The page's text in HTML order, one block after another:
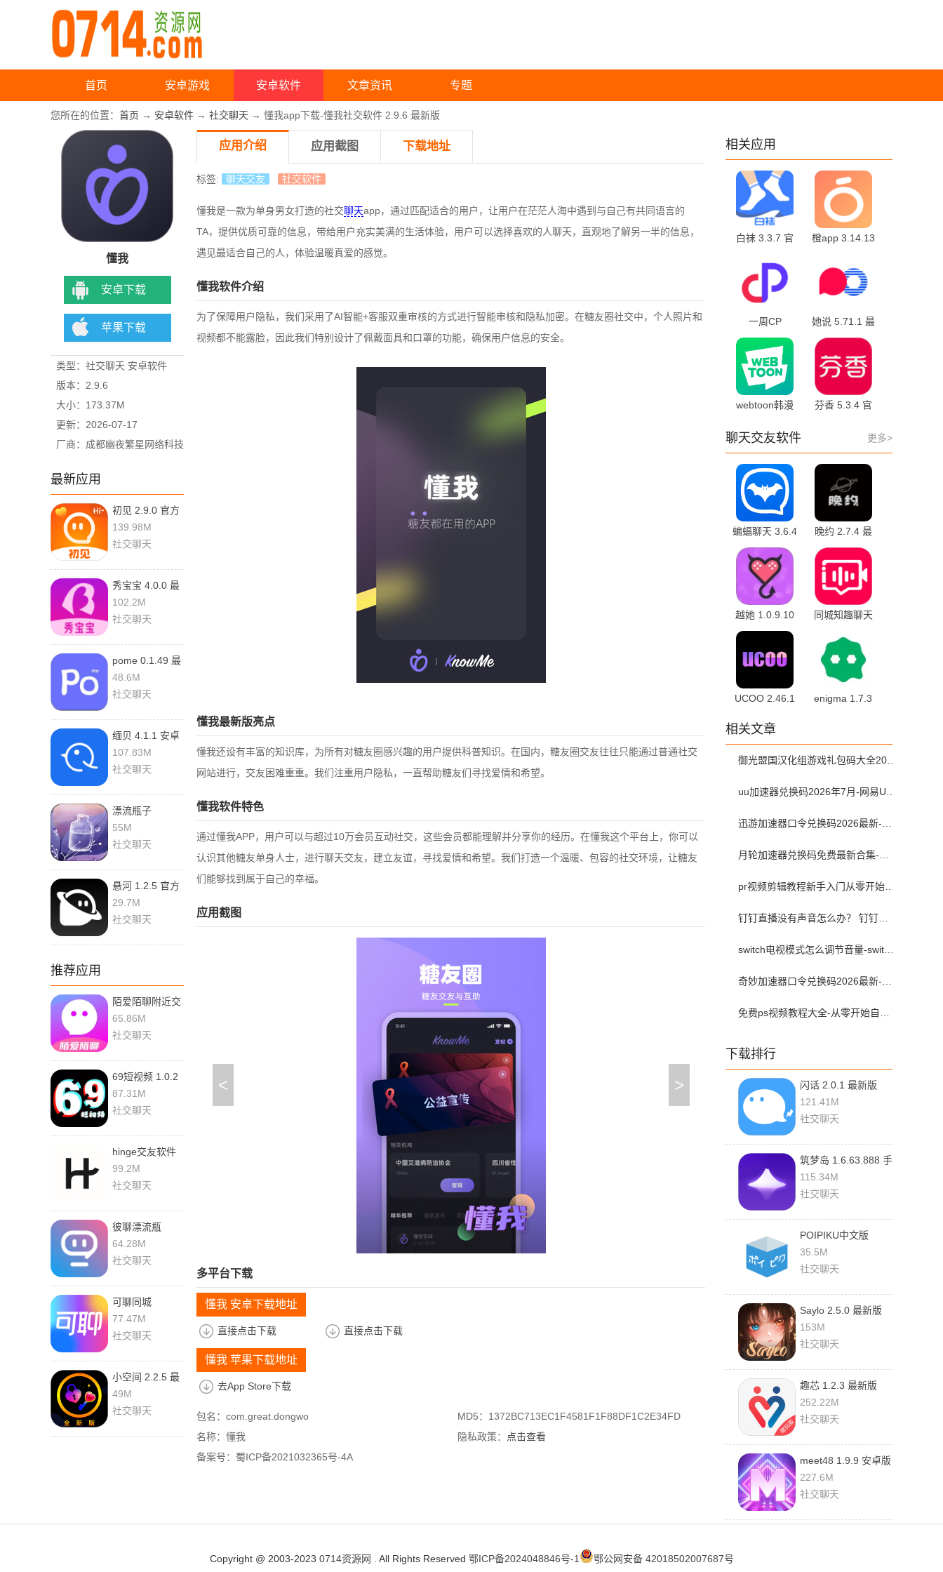
首页 安卓游戏 安卓软件 文章资讯 专题
您所在的位置： 首页 → 安卓软件 → 社交聊天 → 懂我app下载-懂我社交软件 2.9.6 最新版
懂我
安卓下载
苹果下载
类型：社交聊天 安卓软件
版本：2.9.6
大小：173.37M
更新：2026-07-17
厂商：成都幽夜繁星网络科技
最新应用
初见 2.9.0 官方
版
139.98M
社交聊天
秀宝宝 4.0.0 最
新版
102.2M
社交聊天
pome 0.1.49 最
新版
48.6M
社交聊天
缅贝 4.1.1 安卓
版
107.83M
社交聊天
漂流瓶子
3.3.3.333 安卓
版
55M
社交聊天
悬河 1.2.5 官方
版
29.7M
社交聊天
推荐应用
陌爱陌聊附近交
友 6.9.6 官方版
65.86M
社交聊天
69短视频 1.0.2
官方版
87.31M
社交聊天
hinge交友软件
9.32.4 手机版
99.2M
社交聊天
彼聊漂流瓶
2.1.254 官方版
64.28M
社交聊天
可聊同城
1.6.2.2 最新版
77.47M
社交聊天
小空间 2.2.5 最
新版
49M
社交聊天
应用介绍 应用截图 下载地址
标签: 聊天交友 社交软件
懂我是一款为单身男女打造的社交聊天app，通过匹配适合的用户，让用户在茫茫人海中遇到与自己有共同语言的
TA，提供优质可靠的信息，带给用户充实美满的生活体验，用户可以选择喜欢的人聊天，直观地了解另一半的信息，
遇见最适合自己的人，体验温暖真爱的感觉。
懂我软件介绍
为了保障用户隐私，我们采用了AI智能+客服双重审核的方式进行智能审核和隐私加密。在糖友圈社交中，个人照片和
视频都不能露脸，因此我们特别设计了佩戴面具和口罩的功能，确保用户信息的安全。
懂我最新版亮点
懂我还设有丰富的知识库，为所有对糖友圈感兴趣的用户提供科普知识。在国内，糖友圈交友往往只能通过普通社交
网站进行，交友困难重重。我们注重用户隐私，一直帮助糖友们寻找爱情和希望。
懂我软件特色
通过懂我APP，用户可以与超过10万会员互动社交，这些会员都能理解并分享你的经历。在懂我这个平台上，你可以
认识其他糖友单身人士，进行聊天交友，建立友谊，寻找爱情和希望。我们打造一个温暖、包容的社交环境，让糖友
们能够找到属于自己的幸福。
应用截图
< >
多平台下载
懂我 安卓下载地址
直接点击下载 直接点击下载
懂我 苹果下载地址
去App Store下载
包名：com.great.dongwo
MD5：1372BC713EC1F4581F1F88DF1C2E34FD
名称：懂我
隐私政策：
点击查看
备案号：蜀ICP备2021032365号-4A
相关应用
白袜 3.3.7 官
橙app 3.14.13
一周CP
v6.7.7.2432 手
机版
她说 5.71.1 最
新版
webtoon韩漫
芬香 5.3.4 官
更多>
聊天交友软件
蝙蝠聊天 3.6.4
最新版
晚约 2.7.4 最
新版
越她 1.0.9.10
最新版
同城知趣聊天
UCOO 2.46.1
enigma 1.7.3
相关文章
下载排行
闪话 2.0.1 最新版
121.41M
社交聊天
筑梦岛 1.6.63.888 手
机版
115.34M
社交聊天
POIPIKU中文版
2.0.237 最新版
35.5M
社交聊天
Saylo 2.5.0 最新版
153M
社交聊天
趣芯 1.2.3 最新版
252.22M
社交聊天
meet48 1.9.9 安卓版
227.6M
社交聊天
Copyright @ 2003-2023 0714资源网 . All Rights Reserved 鄂ICP备2024048846号-1 鄂公网安备 42018502007687号